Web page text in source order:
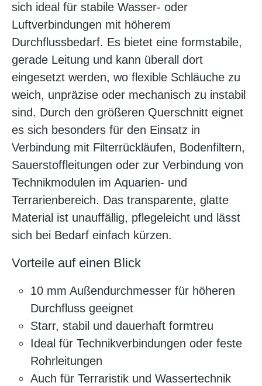
sich ideal für stabile Wasser- oder
Luftverbindungen mit höherem
Durchflussbedarf. Es bietet eine formstabile,
gerade Leitung und kann überall dort
eingesetzt werden, wo flexible Schläuche zu
weich, unpräzise oder mechanisch zu instabil
sind. Durch den größeren Querschnitt eignet
es sich besonders für den Einsatz in
Verbindung mit Filterrückläufen, Bodenfiltern,
Sauerstoffleitungen oder zur Verbindung von
Technikmodulen im Aquarien- und
Terrarienbereich. Das transparente, glatte
Material ist unauffällig, pflegeleicht und lässt
sich bei Bedarf einfach kürzen.
Vorteile auf einen Blick
10 mm Außendurchmesser für höheren
Durchfluss geeignet
Starr, stabil und dauerhaft formtreu
Ideal für Technikverbindungen oder feste
Rohrleitungen
Auch für Terraristik und Wassertechnik